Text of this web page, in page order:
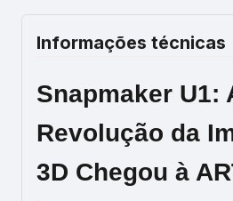
Informações técnicas
Snapmaker U1:
Revolução da
3D Chegou à